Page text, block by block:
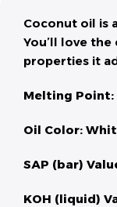
Coconut oil is
You’ll love
properties it
Melting Point:
Oil Color:
SAP (bar)
KOH (liquid)